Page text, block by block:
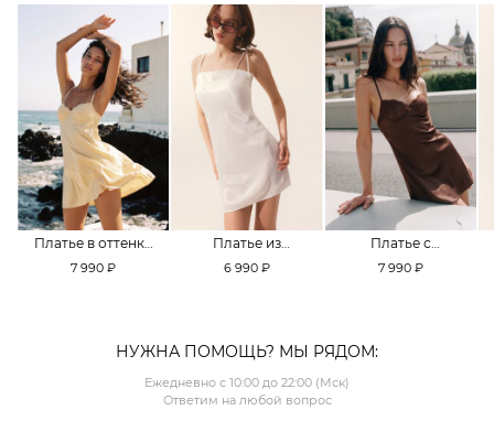
Платье в оттенке
Pale Banana
7 990 ₽
Платье из
смесовой вискозы
6 990 ₽
Платье с
кружевной
7 990 ₽
НУЖНА ПОМОЩЬ? МЫ РЯДОМ:
Ежедневно с 10:00 до 22:00 (Мск)
Ответим на любой вопрос